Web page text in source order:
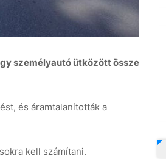
személyautó ütközött össze
és áramtalanították a
kell számítani.